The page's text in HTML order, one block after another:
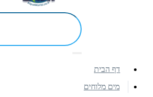
דף הבית
מים מלוחים